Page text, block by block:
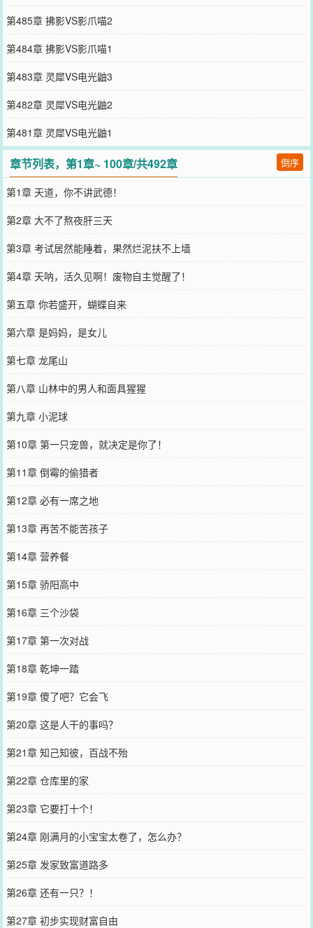
第485章 拂影VS影爪喵2
第484章 拂影VS影爪喵1
第483章 灵犀VS电光鼬3
第482章 灵犀VS电光鼬2
第481章 灵犀VS电光鼬1
章节列表，第1章~ 100章/共492章 倒序
第1章 天道，你不讲武德！
第2章 大不了熬夜肝三天
第3章 考试居然能睡着，果然烂泥扶不上墙
第4章 天呐，活久见啊！废物自主觉醒了！
第五章 你若盛开，蝴蝶自来
第六章 是妈妈，是女儿
第七章 龙尾山
第八章 山林中的男人和面具猩猩
第九章 小泥球
第10章 第一只宠兽，就决定是你了！
第11章 倒霉的偷猎者
第12章 必有一席之地
第13章 再苦不能苦孩子
第14章 营养餐
第15章 骄阳高中
第16章 三个沙袋
第17章 第一次对战
第18章 乾坤一踏
第19章 傻了吧？它会飞
第20章 这是人干的事吗？
第21章 知己知彼，百战不殆
第22章 仓库里的家
第23章 它要打十个！
第24章 刚满月的小宝宝太卷了，怎么办？
第25章 发家致富道路多
第26章 还有一只？！
第27章 初步实现财富自由